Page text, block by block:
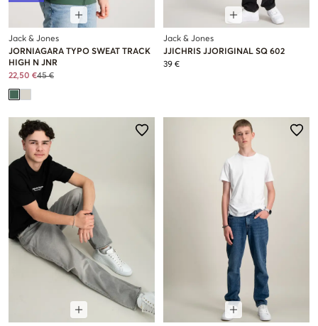
Jack & Jones
JORNIAGARA TYPO SWEAT TRACK
HIGH N JNR
22,50 €45 €
Jack & Jones
JJICHRIS JJORIGINAL SQ 602
39 €